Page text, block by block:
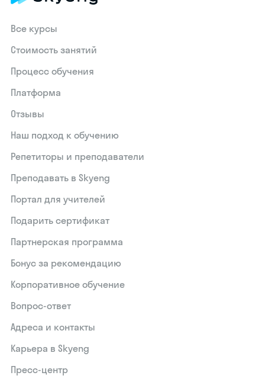
Все курсы
Стоимость занятий
Процесс обучения
Платформа
Отзывы
Наш подход к обучению
Репетиторы и преподаватели
Преподавать в Skyeng
Портал для учителей
Подарить сертификат
Партнерская программа
Бонус за рекомендацию
Корпоративное обучение
Вопрос-ответ
Адреса и контакты
Карьера в Skyeng
Пресс-центр